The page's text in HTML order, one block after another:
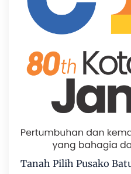
Tanah Pilih Pusako